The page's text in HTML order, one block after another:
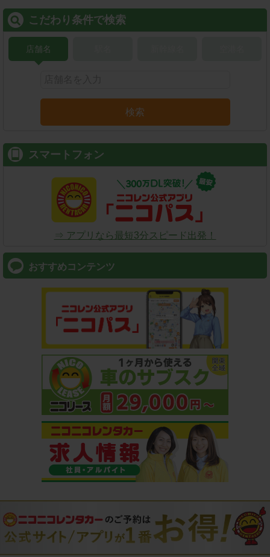
こだわり条件で検索
店舗名
検索
スマートフォン
⇒ アプリなら最短3分スピード出発！
おすすめコンテンツ